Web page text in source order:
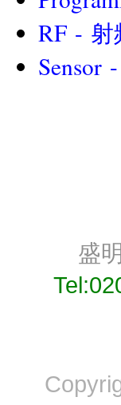
RF - 射
Sensor
盛